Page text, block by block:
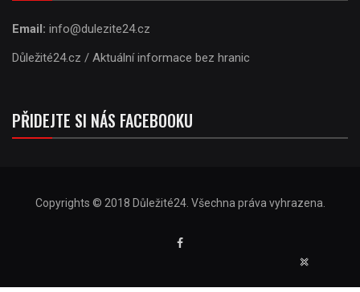
Email: info@dulezite24.cz
Důležité24.cz / Aktuální informace bez hranic
PŘIDEJTE SI NÁS FACEBOOKU
Copyrights © 2018 Důležité24. Všechna práva vyhrazena.